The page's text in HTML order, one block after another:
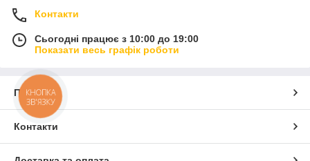
Контакти
Сьогодні працює з 10:00 до 19:00
Показати весь графік роботи
Про нас
Контакти
КНОПКА
ЗВ'ЯЗКУ